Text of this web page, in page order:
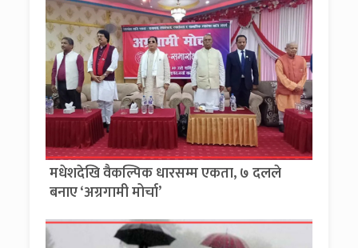
मधेशदेखि वैकल्पिक धारसम्म एकता, ७ दलले
बनाए ‘अग्रगामी मोर्चा’